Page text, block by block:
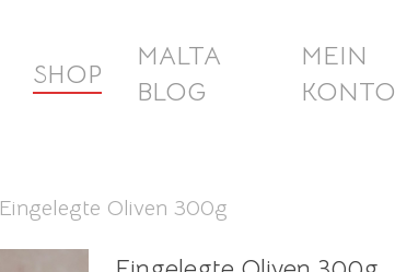
SHOP
MALTA
BLOG
MEIN
KONTO
Eingelegte Oliven 300g